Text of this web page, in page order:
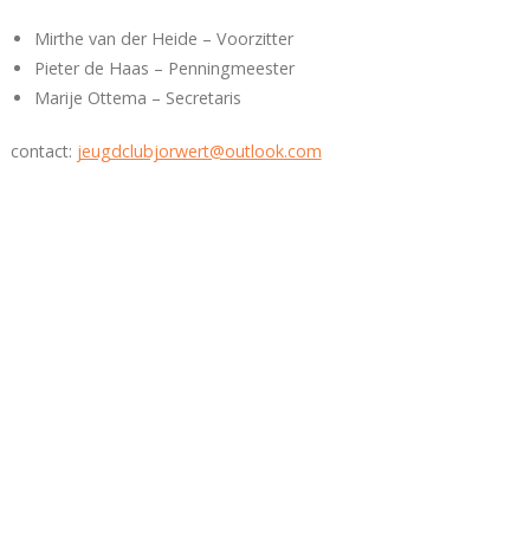
Mirthe van der Heide – Voorzitter
Pieter de Haas – Penningmeester
Marije Ottema – Secretaris
contact: jeugdclubjorwert@outlook.com